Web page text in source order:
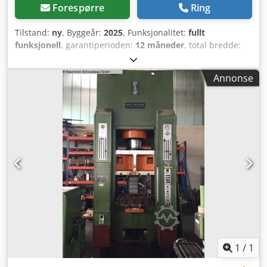
Forespørre Ring
Tilstand: ny, Byggeår: 2025, Funksjonalitet: fullt
funksjonell, garantiperioden: 12 måneder, total bredde:
2 896 mm
totalvekt:3 300 kg, emnevekt (maks.):5 000 kg, filterareal:
, tankkapasitet: , Utstyr: belysning, Vi tilbyr en
innovativ løsning! En High Cube-container av høy kvalitet
for både innendørs og utendørs bruk. Denne containeren
er laget av holdbart Corten-stål, som sikrer en levetid på
minst 30 år. Den er fullstendig forseglet, vindtett og
vanntett. Hva er inkludert? ✔ Premium 200 trykksandblåser
med manuell resirkulering av blåsemiddel, kompatibel
med alle vanlige gjenbrukbare blåsemidler. ✔ Integrert
filtreringssystem inne i containeren (inkludert
slagforavskiller, koblingselementer osv.). Cjdpfx Asuiwu
Hogxjrf ✔ Forhåndsinstallert elektrisk system og LED-
belysning – klar til umiddelbar bruk. Robust, sikker og klar
for mange bruksområder! Denne enheten er klar til bruk
umiddelbart og designet for ulike industrielle
bruksområder. Transport tilgjengelig Transport kan ordnes
Annonse
1 / 1